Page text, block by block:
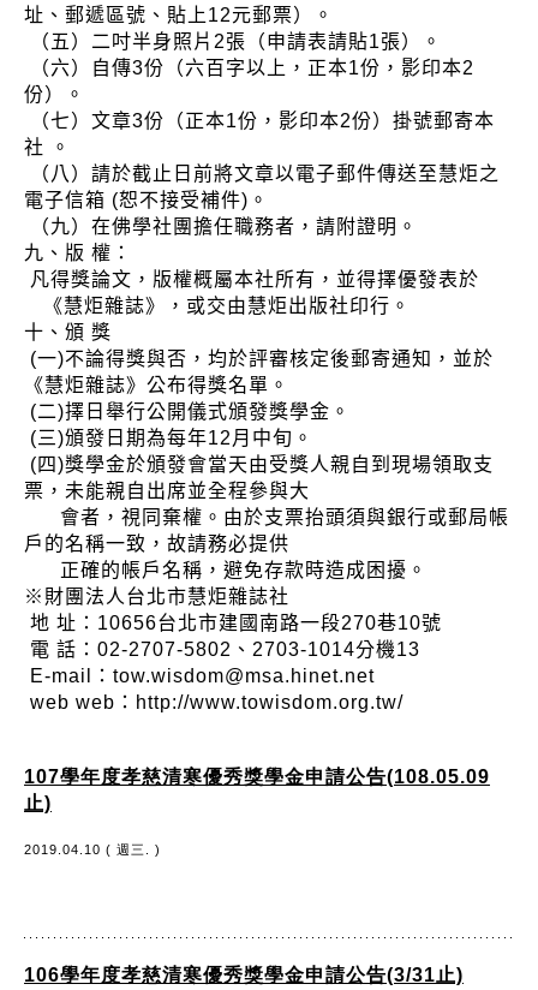
址、郵遞區號、貼上12元郵票）。
（五）二吋半身照片2張（申請表請貼1張）。
（六）自傳3份（六百字以上，正本1份，影印本2
份）。
（七）文章3份（正本1份，影印本2份）掛號郵寄本
社 。
（八）請於截止日前將文章以電子郵件傳送至慧炬之
電子信箱 (恕不接受補件)。
（九）在佛學社團擔任職務者，請附證明。
九、版 權：
凡得獎論文，版權概屬本社所有，並得擇優發表於
《慧炬雜誌》，或交由慧炬出版社印行。
十、頒 獎
(一)不論得獎與否，均於評審核定後郵寄通知，並於
《慧炬雜誌》公布得獎名單。
(二)擇日舉行公開儀式頒發獎學金。
(三)頒發日期為每年12月中旬。
(四)獎學金於頒發會當天由受獎人親自到現場領取支
票，未能親自出席並全程參與大
會者，視同棄權。由於支票抬頭須與銀行或郵局帳
戶的名稱一致，故請務必提供
正確的帳戶名稱，避免存款時造成困擾。
※財團法人台北市慧炬雜誌社
地 址：10656台北市建國南路一段270巷10號
電 話：02-2707-5802、2703-1014分機13
E-mail： tow.wisdom@msa.hinet.net
web web： http://www.towisdom.org.tw/
107學年度孝慈清寒優秀獎學金申請公告(108.05.09
止)
2019.04.10 ( 週三. )
106學年度孝慈清寒優秀獎學金申請公告(3/31止)